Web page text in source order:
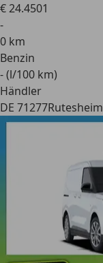
€ 24.4501
-
0 km
Benzin
- (l/100 km)
Händler
DE 71277Rutesheim